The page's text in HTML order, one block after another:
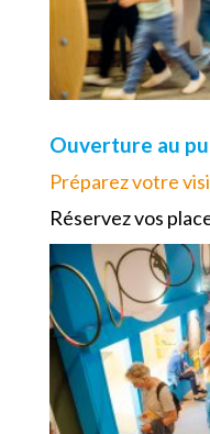
Ouverture au
Préparez votre
Réservez vos